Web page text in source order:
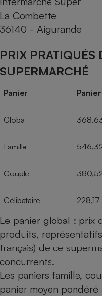
La Combette
36140 - Aigurande
PRIX PRATIQUÉS
SUPERMARCHÉ
Panier
Global
Famille
Couple
Célibataire 228,17
Le panier global : prix
produits,
français) de ce
concurrents.
Les paniers famille,
panier moyen